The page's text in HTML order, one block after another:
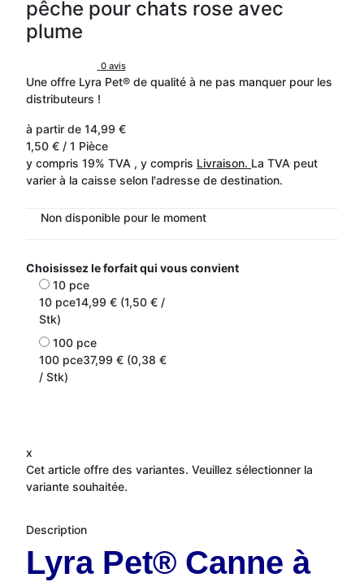
pêche pour chats rose avec
plume
0 avis
Une offre Lyra Pet® de qualité à ne pas manquer pour les
distributeurs !
à partir de 14,99 €
1,50 € / 1 Pièce
y compris 19% TVA , y compris Livraison. La TVA peut
varier à la caisse selon l'adresse de destination.
Non disponible pour le moment
Choisissez le forfait qui vous convient
10 pce
10 pce14,99 € (1,50 € /
Stk)
100 pce
100 pce37,99 € (0,38 €
/ Stk)
x
Cet article offre des variantes. Veuillez sélectionner la
variante souhaitée.
Description
Lyra Pet® Canne à